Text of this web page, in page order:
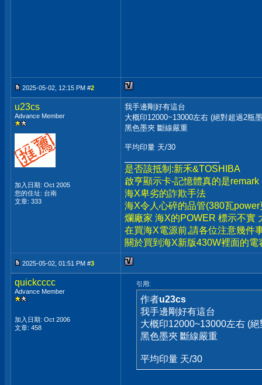
2025-05-02, 12:15 PM #2
u23cs
Advance Member
加入日期: Oct 2005
您的住址: 台南
文章: 333
我手邊剛好有這台
大概印12000~13000左右 (絕對超過2瓶
黑色墨夾 斷線嚴重
平均印量 天/30
是否該抵制:新禾&TOSHIBA
啟亨顯示卡-記憶體真的是remark
海X卑劣的詐欺手法
海X令人心碎的品管(380瓦power
爛廠家 海X的POWER 標示不實
在買海X電源前,請各位注意幾件
關於買到海X新版430W裡面的
2025-05-02, 01:51 PM #3
quickcccc
Advance Member
加入日期: Oct 2006
文章: 458
引用:
作者u23cs
我手邊剛好有這台
大概印12000~13000左右 (
黑色墨夾 斷線嚴重
平均印量 天/30